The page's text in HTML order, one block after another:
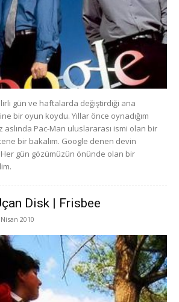
gün ve haftalarda değiştirdiği ana
bir oyun koydu. Yıllar önce oynadığım
aslında Pac-Man uluslararası ismi olan bir
bir bakalım. Google denen devin
Her gün gözümüzün önünde olan bir
Disk | Frisbee
2010